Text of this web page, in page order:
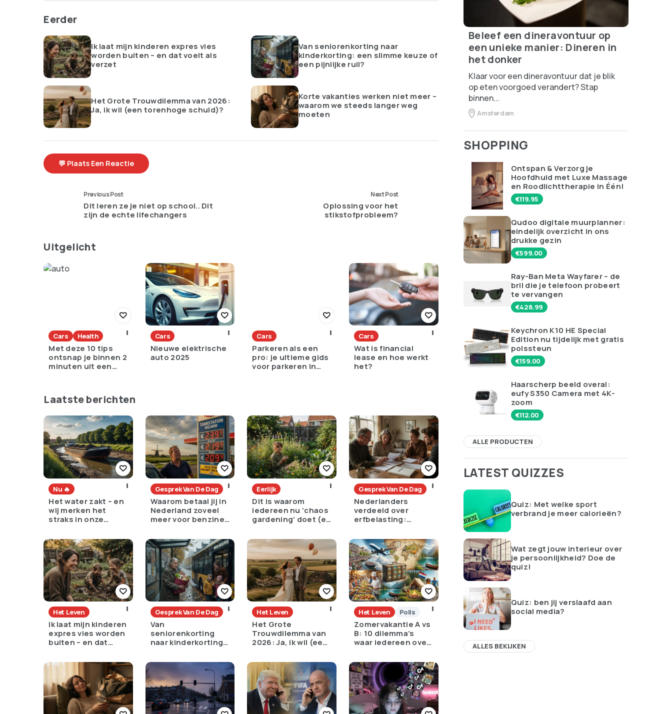
Eerder
Ik laat mijn kinderen expres vies
worden buiten – en dat voelt als
verzet
Van seniorenkorting naar
kinderkorting: een slimme keuze of
een pijnlijke ruil?
Het Grote Trouwdilemma van 2026:
Ja, ik wil (een torenhoge schuld)?
Korte vakanties werken niet meer –
waarom we steeds langer weg
moeten
💬 Plaats Een Reactie
Previous Post
Dit leren ze je niet op school.. Dit
zijn de echte lifechangers
Next Post
Oplossing voor het
stikstofprobleem?
Uitgelicht
Cars Health
Met deze 10 tips
ontsnap je binnen 2
minuten uit een
Cars
Nieuwe elektrische
auto 2025
Cars
Parkeren als een
pro: je ultieme gids
voor parkeren in
Cars
Wat is financial
lease en hoe werkt
het?
Laatste berichten
Nu 🔥
Het water zakt – en
wij merken het
straks in onze
Gesprek Van De Dag
Waarom betaal jij in
Nederland zoveel
meer voor benzine
Europa?
Eerlijk
Dit is waarom
iedereen nu ‘chaos
gardening’ doet (en
Gesprek Van De Dag
Nederlanders
verdeeld over
erfbelasting:
ongelijkheid of
oneerlijk?
Het Leven
Ik laat mijn kinderen
expres vies worden
buiten – en dat
Gesprek Van De Dag
Van
seniorenkorting
naar kinderkorting:
of een pijnlijke ruil?
Het Leven
Het Grote
Trouwdilemma van
2026: Ja, ik wil (een
schuld)?
Het Leven Polls
Zomervakantie A vs
B: 10 dilemma’s
waar iedereen over
Beleef een dineravontuur op
een unieke manier: Dineren in
het donker
Klaar voor een dineravontuur dat je blik
op eten voorgoed verandert? Stap
binnen...
Amsterdam
SHOPPING
Ontspan & Verzorg je
Hoofdhuid met Luxe Massage
en Roodlichttherapie in Één!
€119.95
Qudoo digitale muurplanner:
eindelijk overzicht in ons
drukke gezin
€599.00
Ray-Ban Meta Wayfarer – de
bril die je telefoon probeert
te vervangen
€428.99
Keychron K10 HE Special
Edition nu tijdelijk met gratis
polssteun
€159.00
Haarscherp beeld overal:
eufy S350 Camera met 4K-
zoom
€112.00
ALLE PRODUCTEN
LATEST QUIZZES
Quiz: Met welke sport
verbrand je meer calorieën?
Wat zegt jouw interieur over
je persoonlijkheid? Doe de
quiz!
Quiz: ben jij verslaafd aan
social media?
ALLES BEKIJKEN